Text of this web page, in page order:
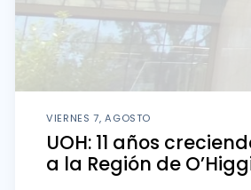
VIERNES 7, AGOSTO
UOH: 11 años
a la Región de